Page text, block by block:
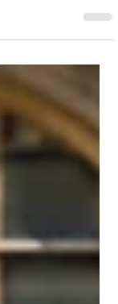
opciones de
año escolar de